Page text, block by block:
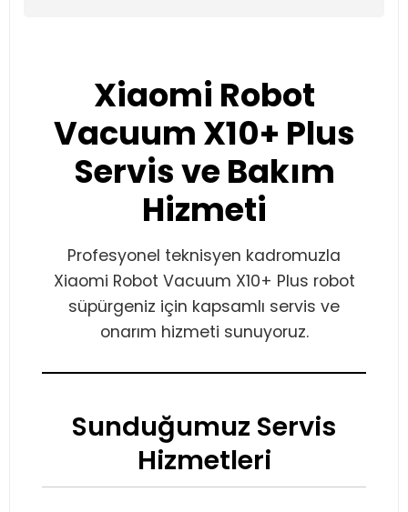
Xiaomi Robot
Vacuum X10+ Plus
Servis ve Bakım
Hizmeti
Profesyonel teknisyen kadromuzla
Xiaomi Robot Vacuum X10+ Plus robot
süpürgeniz için kapsamlı servis ve
onarım hizmeti sunuyoruz.
Sunduğumuz Servis
Hizmetleri